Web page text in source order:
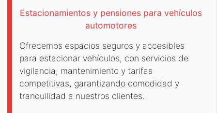
Estacionamientos y pensiones para vehículos
automotores
Ofrecemos espacios seguros y accesibles
para estacionar vehículos, con servicios de
vigilancia, mantenimiento y tarifas
competitivas, garantizando comodidad y
tranquilidad a nuestros clientes.